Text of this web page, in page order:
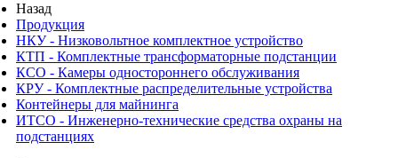
Назад
Продукция
НКУ - Низковольтное комплектное устройство
КТП - Комплектные трансформаторные подстанции
КСО - Камеры одностороннего обслуживания
КРУ - Комплектные распределительные устройства
Контейнеры для майнинга
ИТСО - Инженерно-технические средства охраны на
подстанциях